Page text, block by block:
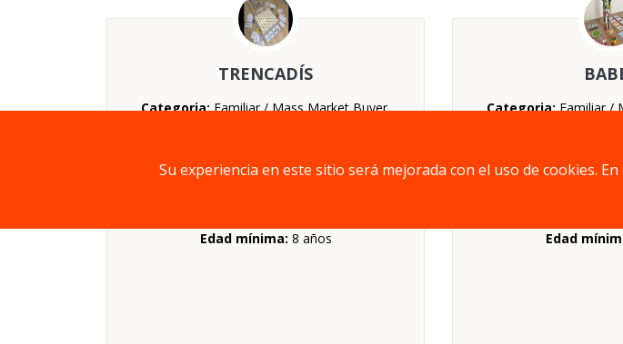
TRENCADÍS
Categoria:Familiar / Mass Market Buyer,
Duración:De 20 a 30 minutos
Edad mínima: 8 años
Categoria:Familiar /
Duración:De 20
Edad
Su experiencia en este sitio será mejorada con el uso de cookies.